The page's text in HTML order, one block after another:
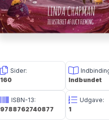
Sider:
160
ISBN-13:
9788762740877
Indbundet
Udgave:
1